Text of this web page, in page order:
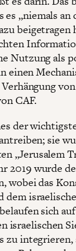
„niemals
beigetragen
Nutzung
einen
CAF.
der
sie
„Jerusalem
2019 wurde
wobei das
dem
sich
israelischen
zu